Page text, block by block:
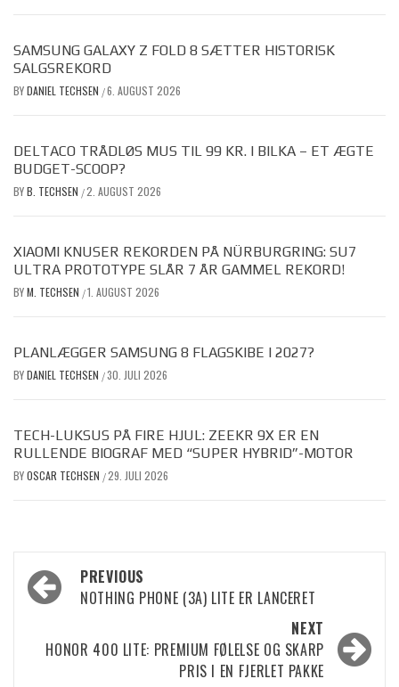
SAMSUNG GALAXY Z FOLD 8 SÆTTER HISTORISK
SALGSREKORD
BYDANIEL TECHSEN /6. AUGUST 2026
DELTACO TRÅDLØS MUS TIL 99 KR. I BILKA – ET ÆGTE
BUDGET-SCOOP?
BYB. TECHSEN /2. AUGUST 2026
XIAOMI KNUSER REKORDEN PÅ NÜRBURGRING: SU7
ULTRA PROTOTYPE SLÅR 7 ÅR GAMMEL REKORD!
BYM. TECHSEN /1. AUGUST 2026
PLANLÆGGER SAMSUNG 8 FLAGSKIBE I 2027?
BYDANIEL TECHSEN /30. JULI 2026
TECH-LUKSUS PÅ FIRE HJUL: ZEEKR 9X ER EN
RULLENDE BIOGRAF MED “SUPER HYBRID”-MOTOR
BYOSCAR TECHSEN /29. JULI 2026
Post
navigation
PREVIOUS
NOTHING PHONE (3A) LITE ER LANCERET
NEXT
HONOR 400 LITE: PREMIUM FØLELSE OG SKARP
PRIS I EN FJERLET PAKKE